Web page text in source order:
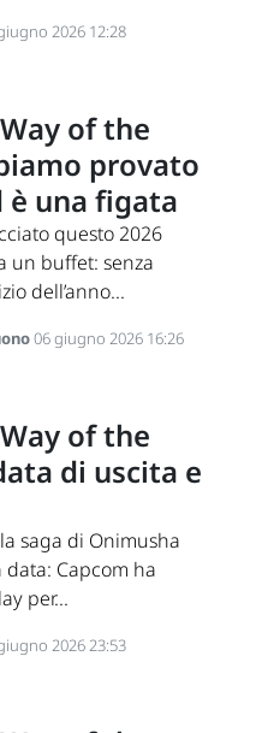
2026 12:28
of the
provato
è una figata
questo 2026
un buffet: senza
dell’anno...
06 giugno 2026 16:26
of the
di uscita e
saga di Onimusha
Capcom ha
per...
2026 23:53